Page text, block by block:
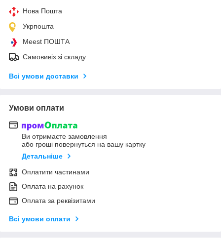
Нова Пошта
Укрпошта
Meest ПОШТА
Самовивіз зі складу
Всі умови доставки
Умови оплати
Ви отримаєте замовлення
або гроші повернуться на вашу картку
Детальніше
Оплатити частинами
Оплата на рахунок
Оплата за реквізитами
Всі умови оплати